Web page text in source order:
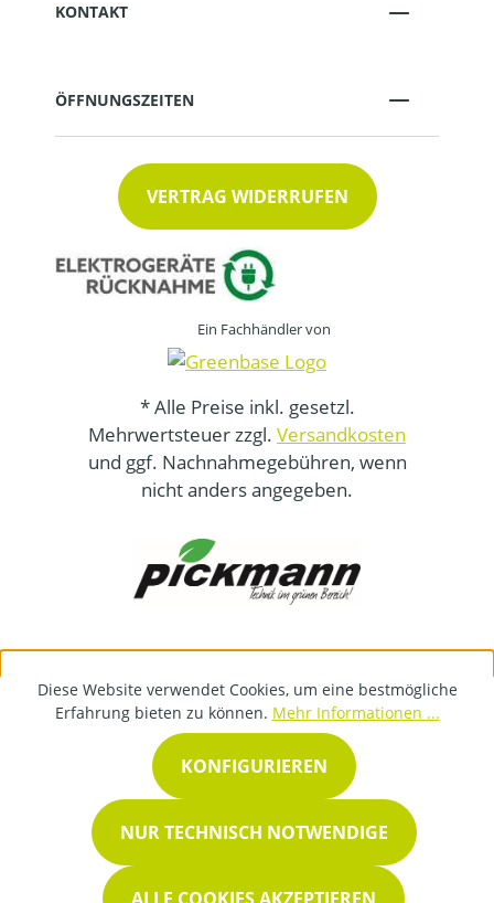
KONTAKT
ÖFFNUNGSZEITEN
VERTRAG WIDERRUFEN
Ein Fachhändler von
* Alle Preise inkl. gesetzl.
Mehrwertsteuer zzgl. Versandkosten
und ggf. Nachnahmegebühren, wenn
nicht anders angegeben.
Diese Website verwendet Cookies, um eine bestmögliche
Erfahrung bieten zu können. Mehr Informationen ...
NUR TECHNISCH NOTWENDIGE
KONFIGURIEREN